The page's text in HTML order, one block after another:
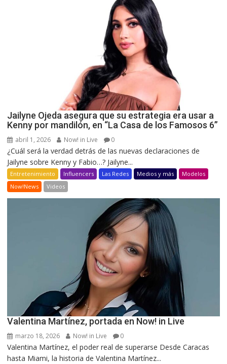
Jailyne Ojeda asegura que su estrategia era usar a
Kenny por mandilón, en “La Casa de los Famosos 6”
abril 1, 2026 Now! in Live 0
¿Cuál será la verdad detrás de las nuevas declaraciones de
Jailyne sobre Kenny y Fabio…? Jailyne...
Entretenimiento Influencers Las Redes Medios y más
Modelos
Now!News
Videos
Valentina Martínez, portada en Now! in Live
marzo 18, 2026 Now! in Live 0
Valentina Martínez, el poder real de superarse Desde Caracas
hasta Miami, la historia de Valentina Martínez...